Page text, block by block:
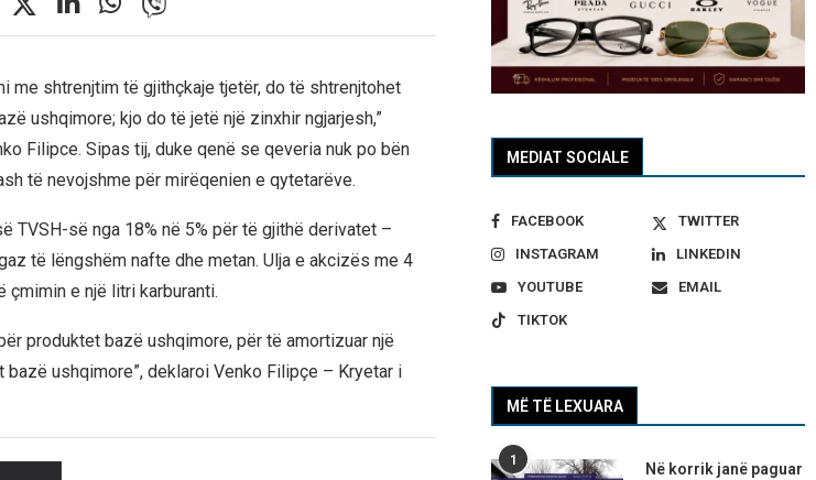
me shtrenjtim të gjithçkaje tjetër, do të shtrenjtohet
ushqimore; kjo do të jetë një zinxhir ngjarjesh,”
Filipce. Sipas tij, duke qenë se qeveria nuk po bën
të nevojshme për mirëqenien e qytetarëve.
TVSH-së nga 18% në 5% për të gjithë derivatet –
të lëngshëm nafte dhe metan. Ulja e akcizës me 4
e një litri karburanti.
produktet bazë ushqimore, për të amortizuar një
ushqimore”, deklaroi Venko Filipçe – Kryetar i
MEDIAT SOCIALE
FACEBOOK
TWITTER
INSTAGRAM
LINKEDIN
YOUTUBE
EMAIL
TIKTOK
MË TË LEXUARA
1
Në korrik janë paguar